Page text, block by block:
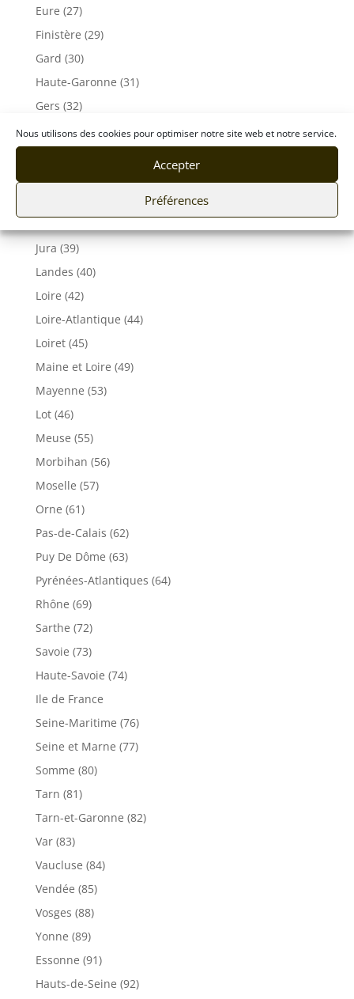
Nous utilisons des cookies pour optimiser notre site web et notre service.
Accepter
Préférences
Eure (27)
Finistère (29)
Gard (30)
Haute-Garonne (31)
Gers (32)
Gironde (33)
Jura (39)
Landes (40)
Loire (42)
Loire-Atlantique (44)
Loiret (45)
Maine et Loire (49)
Mayenne (53)
Lot (46)
Meuse (55)
Morbihan (56)
Moselle (57)
Orne (61)
Pas-de-Calais (62)
Puy De Dôme (63)
Pyrénées-Atlantiques (64)
Rhône (69)
Sarthe (72)
Savoie (73)
Haute-Savoie (74)
Ile de France
Seine-Maritime (76)
Seine et Marne (77)
Somme (80)
Tarn (81)
Tarn-et-Garonne (82)
Var (83)
Vaucluse (84)
Vendée (85)
Vosges (88)
Yonne (89)
Essonne (91)
Hauts-de-Seine (92)